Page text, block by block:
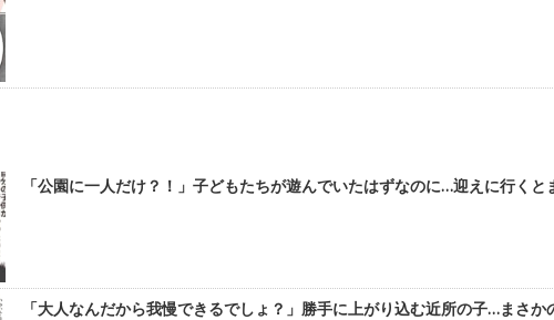
「公園に一人だけ？！」子どもたちが遊んでいたはずなのに…迎えに行く
「大人なんだから我慢できるでしょ？」勝手に上がり込む近所の子…まさ